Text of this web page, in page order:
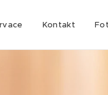
Kontakt